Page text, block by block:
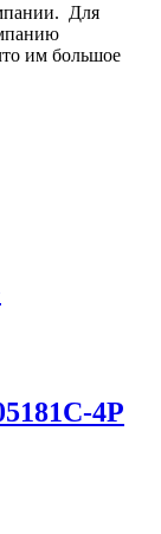
Для
им большое
4P